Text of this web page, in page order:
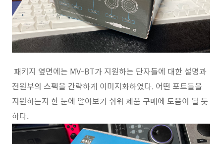
패키지 옆면에는 MV-BT가 지원하는 단자들에 대한 설명과
전원부의 스펙을 간략하게 이미지화하였다. 어떤 포트들을
지원하는지 한 눈에 알아보기 쉬워 제품 구매에 도움이 될 듯
하다.